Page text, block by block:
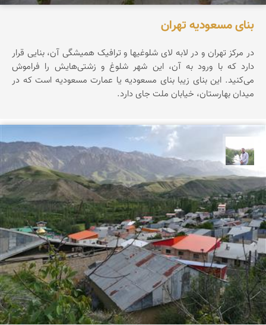
بنای مسعودیه تهران
در مرکز تهران و در لابه لای شلوغیها و ترافیک همیشگی آن، بنایی قرار
دارد که با ورود به آن، این شهر شلوغ و زشتی‌هایش را فراموش
می‌کنید. این بنای زیبا بنای مسعودیه یا عمارت مسعودیه است که در
میدان بهارستان، خیابان ملت جای دارد.